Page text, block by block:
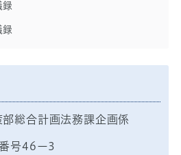
録
録
総合計画法務課企画係
号46ー3